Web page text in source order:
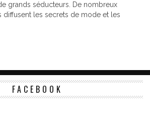
grands séducteurs. De nombreux
diffusent les secrets de mode et les
FACEBOOK